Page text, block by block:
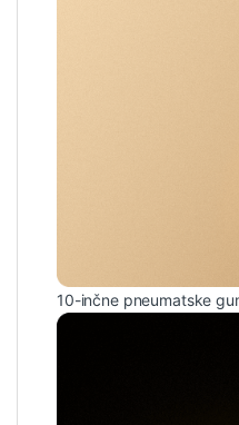
10-inčne pneumatske